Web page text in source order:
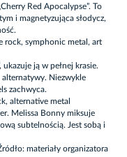
Red Apocalypse”. To
i magnetyzująca słodycz,
rock, symphonic metal, art
ukazuje ją w pełnej krasie.
alternatywy. Niezwykle
zachwyca.
alternative metal
Melissa Bonny miksuje
subtelnością. Jest sobą i
materiały organizatora